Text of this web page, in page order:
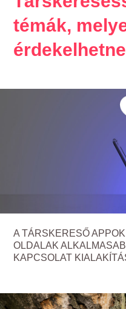
témák,
A TÁRSKERESŐ
OLDALAK
KAPCSOLAT